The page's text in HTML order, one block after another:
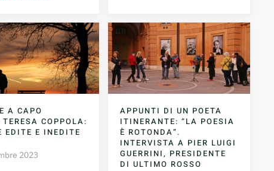
A CAPO
COPPOLA:
EDITE E INEDITE
2023
APPUNTI DI UN POETA
ITINERANTE: “LA POESIA
È ROTONDA”.
INTERVISTA A PIER LUIGI
GUERRINI, PRESIDENTE
DI ULTIMO ROSSO